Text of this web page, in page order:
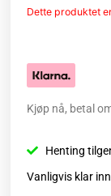
Dette produktet
Kjøp nå, betal
Henting
Vanligvis klar